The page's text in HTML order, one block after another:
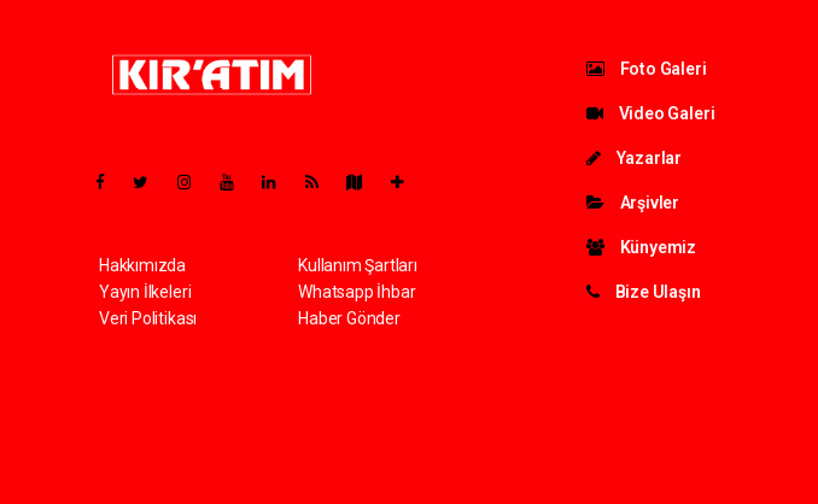
Hakkımızda
Yayın İlkeleri
Veri Politikası
Kullanım Şartları
Whatsapp İhbar
Haber Gönder
Foto Galeri
Video Galeri
Yazarlar
Arşivler
Künyemiz
Bize Ulaşın